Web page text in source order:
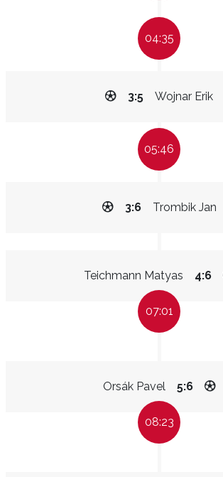
04:35
Wojnar Erik
3:5
05:46
Trombik Jan
3:6
Teichmann Matyas 4:6
07:01
Orsák Pavel 5:6
08:23